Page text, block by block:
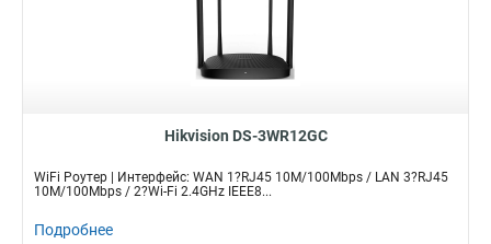
Hikvision DS-3WR12GC
WiFi Роутер | Интерфейс: WAN 1?RJ45 10M/100Mbps / LAN 3?RJ45
10M/100Mbps / 2?Wi-Fi 2.4GHz IEEE8...
Подробнее